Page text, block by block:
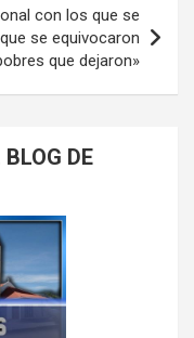
con los que se
se equivocaron
que dejaron»
DE